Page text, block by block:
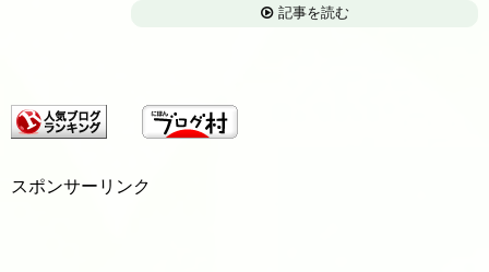
記事を読む
スポンサーリンク